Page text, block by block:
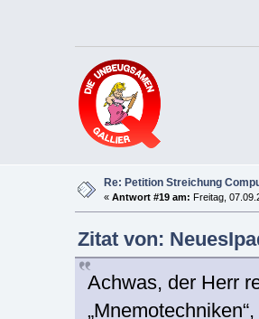
Re: Petition Streichung
«Antwort #19 am: Freitag,
Zitat von:
Achwas, der Herr